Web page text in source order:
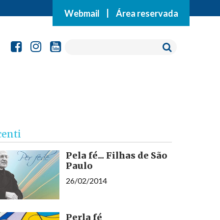
Webmail Área reservada
Pela fé... Filhas de São
Paulo
26/02/2014
Perla fé